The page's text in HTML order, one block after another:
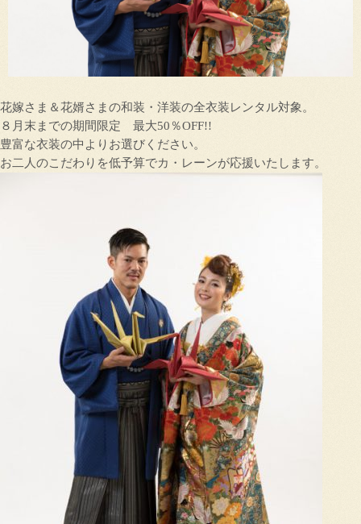
花嫁さま＆花婿さまの和装・洋装の全衣装レンタル対象。
８月末までの期間限定 最大50％OFF!!
豊富な衣装の中よりお選びください。
お二人のこだわりを低予算でカ・レーンが応援いたします。